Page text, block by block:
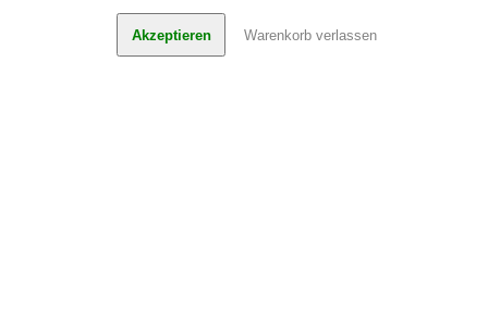
Akzeptieren Warenkorb verlassen